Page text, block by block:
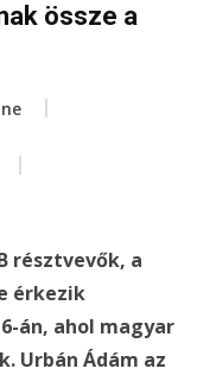
össze a
résztvevők, a
érkezik
án, ahol magyar
Urbán Ádám az